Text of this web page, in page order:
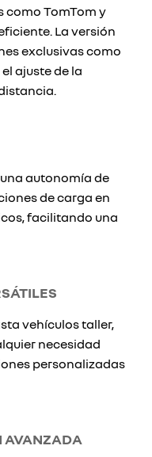
como TomTom y
La versión
exclusivas como
ajuste de la
autonomía de
de carga en
facilitando una
vehículos taller,
necesidad
personalizadas
AVANZADA